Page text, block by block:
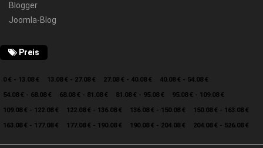
Blogger
Joomla-Blog
Preis
0 € - 13.08 € 13.08 € - 27.08 € 27.08 € - 40.08 €
40.08 € - 54.08 €
54.08 € - 68.08 €
68.08 € - 81.08 € 81.08 € - 95.08 €
95.08 € - 109.08 €
109.08 € - 122.08 €
122.08 € - 136.08 € 136.08 € - 150.08 €
150.08 € - 163.08 €
163.08 € - 177.08 €
177.08 € - 190.08 € 190.08 € - 204.08 € 204.08 € - 526.08 €